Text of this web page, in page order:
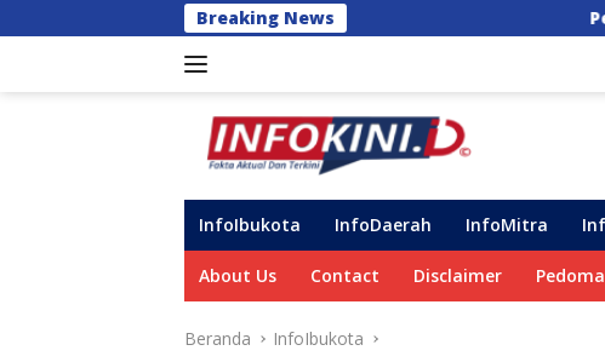
ke
Breaking News Perkuat
InfoIbukota InfoDaerah InfoMitra
About Us Contact Disclaimer
Beranda InfoIbukota